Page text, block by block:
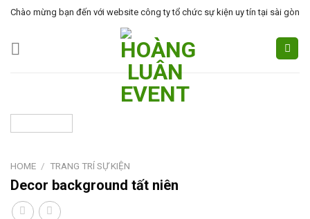
Skip
content
Chào mừng bạn đến với website công ty tổ chức sự kiện uy tín tại sài gòn
HOME / TRANG TRÍ SỰ KIỆN
Decor background tất niên